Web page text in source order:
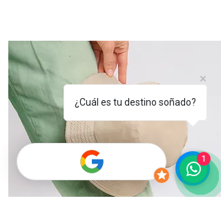
¿Cuál es tu destino soñado?
1